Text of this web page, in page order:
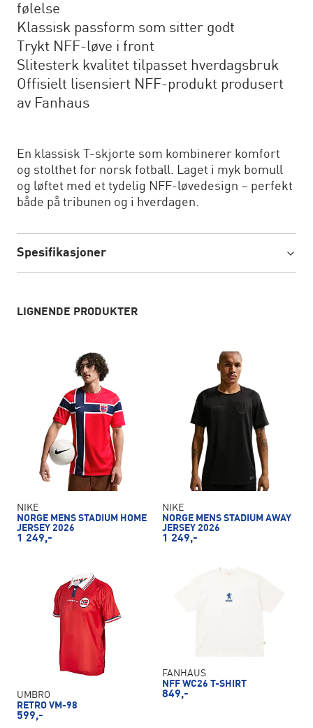
følelse
Klassisk passform som sitter godt
Trykt NFF-løve i front
Slitesterk kvalitet tilpasset hverdagsbruk
Offisielt lisensiert NFF-produkt produsert
av Fanhaus
En klassisk T-skjorte som kombinerer komfort
og stolthet for norsk fotball. Laget i myk bomull
og løftet med et tydelig NFF-løvedesign – perfekt
både på tribunen og i hverdagen.
Spesifikasjoner
LIGNENDE PRODUKTER
NIKE
NORGE MENS STADIUM HOME
JERSEY 2026
1 249,-
NIKE
NORGE MENS STADIUM AWAY
JERSEY 2026
1 249,-
UMBRO
RETRO VM-98
599,-
FANHAUS
NFF WC26 T-SHIRT
849,-